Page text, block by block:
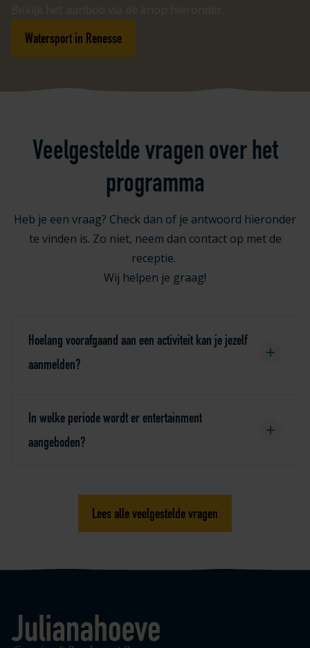
Watersport in Renesse
Veelgestelde vragen over het
programma
Heb je een vraag? Check dan of je antwoord hieronder
te vinden is. Zo niet, neem dan contact op met de
receptie.
Wij helpen je graag!
Hoelang voorafgaand aan een activiteit kan je jezelf
aanmelden?
In welke periode wordt er entertainment
aangeboden?
Lees alle veelgestelde vragen
Logo Julianahoeve